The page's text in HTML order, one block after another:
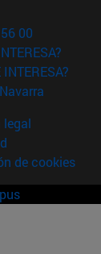
00
de cookies